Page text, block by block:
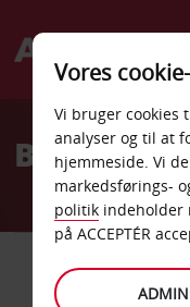
Welcome
AvisBilleje
Vores
Vi bruger cookies
analyser og til at
hjemmeside. Vi
markedsførings-
politik indeholder
på ACCEPTÉR